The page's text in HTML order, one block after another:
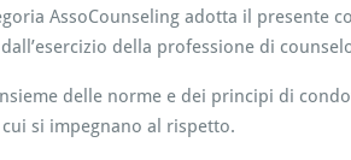
AssoCounseling adotta il presente
della professione di
delle norme e dei principi di
si impegnano al rispetto.